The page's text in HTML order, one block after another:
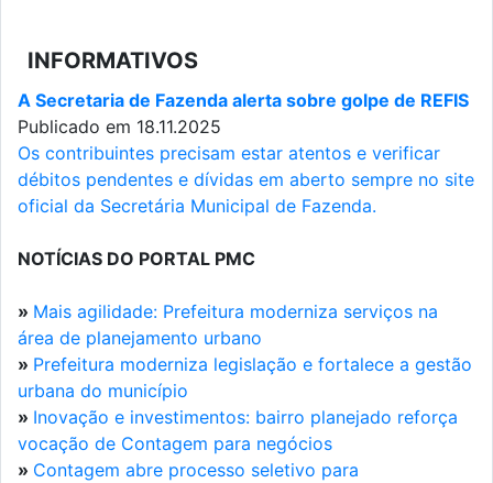
INFORMATIVOS
A Secretaria de Fazenda alerta sobre golpe de REFIS
Publicado em 18.11.2025
Os contribuintes precisam estar atentos e verificar
débitos pendentes e dívidas em aberto sempre no site
oficial da Secretária Municipal de Fazenda.
NOTÍCIAS DO PORTAL PMC
» Mais agilidade: Prefeitura moderniza serviços na
área de planejamento urbano
» Prefeitura moderniza legislação e fortalece a gestão
urbana do município
» Inovação e investimentos: bairro planejado reforça
vocação de Contagem para negócios
» Contagem abre processo seletivo para